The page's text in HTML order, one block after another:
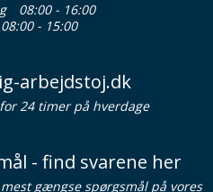
08:00 - 16:00
08:00 - 15:00
arbejdstoj.dk
24 timer på hverdage
- find svarene her
gængse spørgsmål på vores